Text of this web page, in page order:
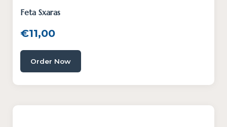
Feta Sxaras
€11,00
Order Now